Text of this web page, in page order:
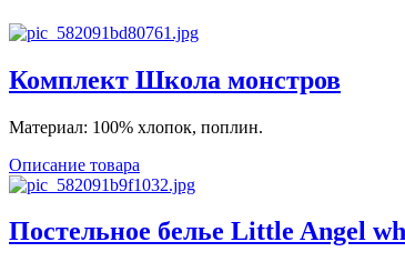
Комплект Школа монстров
Материал: 100% хлопок, поплин.
Описание товара
Постельное белье Little Angel